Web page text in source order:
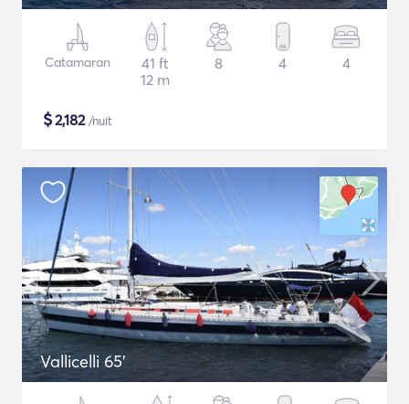
Catamaran
41 ft
12 m
8 4 4
$2,182/nuit
Vallicelli 65'